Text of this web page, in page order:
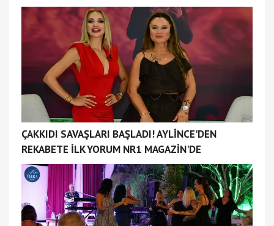
ÇAKKIDI SAVAŞLARI BAŞLADI! AYLİNCE'DEN
REKABETE İLK YORUM NR1 MAGAZİN'DE